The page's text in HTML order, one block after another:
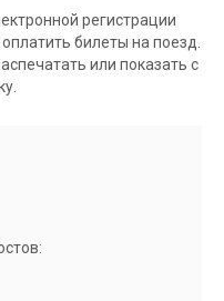
регистрации
билеты на поезд.
или показать с